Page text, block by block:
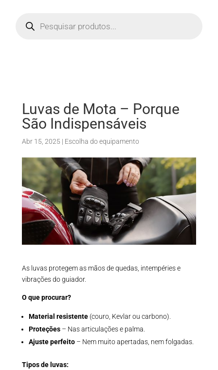
search
Luvas de Mota – Porque
São Indispensáveis
Abr 15, 2025 | Escolha do equipamento
As luvas protegem as mãos de quedas, intempéries e
vibrações do guiador.
O que procurar?
Material resistente (couro, Kevlar ou carbono).
Proteções – Nas articulações e palma.
Ajuste perfeito – Nem muito apertadas, nem folgadas.
Tipos de luvas: